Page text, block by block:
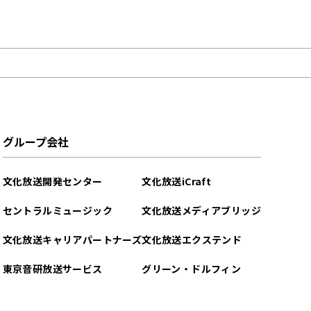
グループ会社
文化放送開発センター
セントラルミュージック
文化放送キャリアパートナーズ
東京音研放送サービス
文化放送iCraft
文化放送メディアブリッジ
文化放送エクステンド
グリーン・ドルフィン